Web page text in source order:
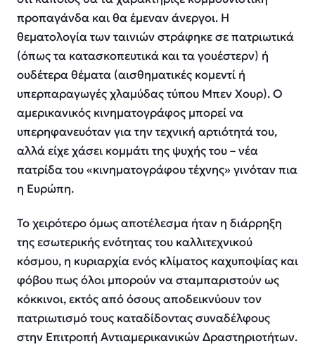
προπαγάνδα και θα έμεναν άνεργοι. Η
θεματολογία των ταινιών στράφηκε σε πατριωτικά
(όπως τα κατασκοπευτικά και τα γουέστερν) ή
ουδέτερα θέματα (αισθηματικές κομεντί ή
υπερπαραγωγές χλαμύδας τύπου Μπεν Χουρ). Ο
αμερικανικός κινηματογράφος μπορεί να
υπερηφανευόταν για την τεχνική αρτιότητά του,
αλλά είχε χάσει κομμάτι της ψυχής του – νέα
πατρίδα του «κινηματογράφου τέχνης» γινόταν πια
η Ευρώπη.
Το χειρότερο όμως αποτέλεσμα ήταν η διάρρηξη
της εσωτερικής ενότητας του καλλιτεχνικού
κόσμου, η κυριαρχία ενός κλίματος καχυποψίας και
φόβου πως όλοι μπορούν να σταμπαριστούν ως
κόκκινοι, εκτός από όσους αποδεικνύουν τον
πατριωτισμό τους καταδίδοντας συναδέλφους
στην Επιτροπή Αντιαμερικανικών Δραστηριοτήτων.